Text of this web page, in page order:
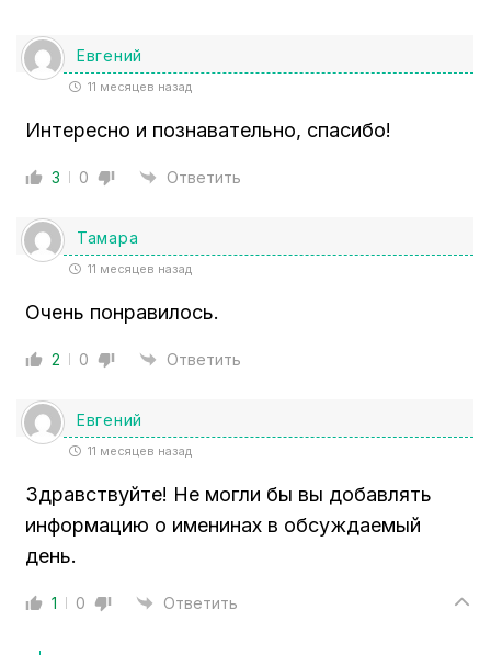
Евгений
11 месяцев назад
Интересно и познавательно, спасибо!
3 0 Ответить
Тамара
11 месяцев назад
Очень понравилось.
2 0 Ответить
Евгений
11 месяцев назад
Здравствуйте! Не могли бы вы добавлять
информацию о именинах в обсуждаемый
день.
1 0 Ответить